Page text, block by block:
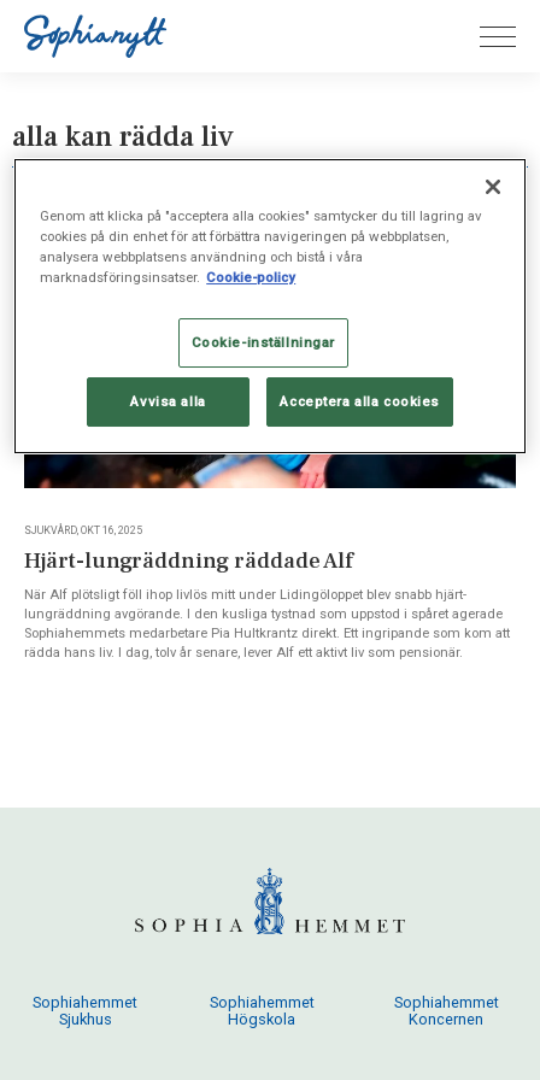
alla kan rädda liv
SJUKVÅRD, OKT 16, 2025
Hjärt-lungräddning räddade Alf
När Alf plötsligt föll ihop livlös mitt under Lidingöloppet blev snabb hjärt-
lungräddning avgörande. I den kusliga tystnad som uppstod i spåret agerade
Sophiahemmets medarbetare Pia Hultkrantz direkt. Ett ingripande som kom att
rädda hans liv. I dag, tolv år senare, lever Alf ett aktivt liv som pensionär.
Sophiahemmet
Sjukhus
Sophiahemmet
Högskola
Sophiahemmet
Koncernen
Genom att klicka på "acceptera alla cookies" samtycker du till lagring av
cookies på din enhet för att förbättra navigeringen på webbplatsen,
analysera webbplatsens användning och bistå i våra
marknadsföringsinsatser. Cookie-policy
Cookie-inställningar
Avvisa alla Acceptera alla cookies